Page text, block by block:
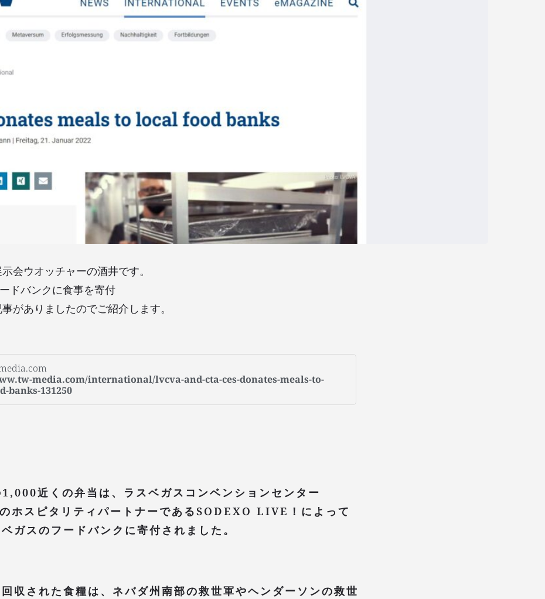
会ウオッチャーの酒井です。
ドバンクに食事を寄付
がありましたのでご紹介します。
media.com/international/lvcva-and-cta-ces-donates-meals-to-
banks-131250
近くの弁当は、ラスベガスコンベンションセンター
のホスピタリティパートナーであるSODEXO LIVE！によって
ガスのフードバンクに寄付されました。
収された食糧は、ネバダ州南部の救世軍やヘンダーソンの救世